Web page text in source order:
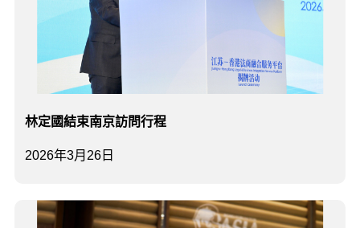
2026年3月26日
林定國結束南京訪問行程